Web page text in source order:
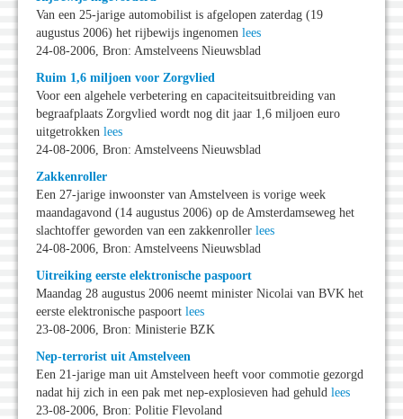
Van een 25-jarige automobilist is afgelopen zaterdag (19
augustus 2006) het rijbewijs ingenomen lees
24-08-2006, Bron: Amstelveens Nieuwsblad
Ruim 1,6 miljoen voor Zorgvlied
Voor een algehele verbetering en capaciteitsuitbreiding van
begraafplaats Zorgvlied wordt nog dit jaar 1,6 miljoen euro
uitgetrokken lees
24-08-2006, Bron: Amstelveens Nieuwsblad
Zakkenroller
Een 27-jarige inwoonster van Amstelveen is vorige week
maandagavond (14 augustus 2006) op de Amsterdamseweg het
slachtoffer geworden van een zakkenroller lees
24-08-2006, Bron: Amstelveens Nieuwsblad
Uitreiking eerste elektronische paspoort
Maandag 28 augustus 2006 neemt minister Nicolai van BVK het
eerste elektronische paspoort lees
23-08-2006, Bron: Ministerie BZK
Nep-terrorist uit Amstelveen
Een 21-jarige man uit Amstelveen heeft voor commotie gezorgd
nadat hij zich in een pak met nep-explosieven had gehuld lees
23-08-2006, Bron: Politie Flevoland